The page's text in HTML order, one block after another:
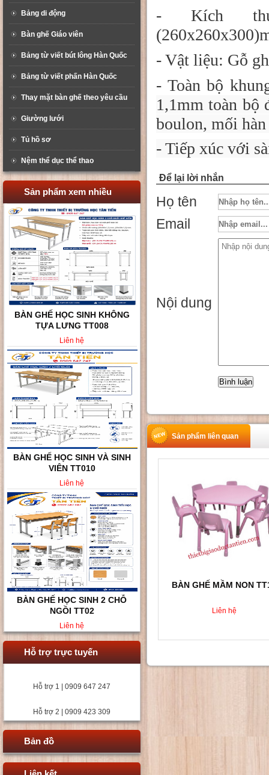
Bảng di động
Bàn ghế Giáo viên
Bảng từ viết bút lông Hàn Quốc
Bảng từ viết phấn Hàn Quốc
Thay mặt bàn ghế theo yêu cầu
Giường lưới
Tủ hồ sơ
Nệm thể dục thể thao
Sản phẩm xem nhiều
BÀN GHẾ HỌC SINH KHÔNG
TỰA LƯNG TT008
Liên hệ
BÀN GHẾ HỌC SINH VÀ SINH
VIÊN TT010
Liên hệ
BÀN GHẾ HỌC SINH 2 CHỖ
NGỒI TT02
Liên hệ
Hỗ trợ trực tuyến
Hỗ trợ 1 | 0909 647 247
Hỗ trợ 2 | 0909 423 309
Bản đồ
- Kích
- Vật liệu: Gỗ
- Toàn bộ
1,1mm toàn bộ
boulon, mối
- Tiếp xúc với
Để lại lời nhắn
Họ tên
Email
Nội dung
Sản phẩm liên quan
BÀN GHẾ MẦM NON
Liên hệ